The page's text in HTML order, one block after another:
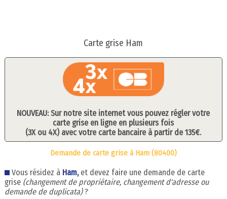
Carte grise Ham
NOUVEAU: Sur notre site internet vous pouvez régler votre
carte grise en ligne en plusieurs fois
(3X ou 4X) avec votre carte bancaire à partir de 135€.
Demande de carte grise à Ham (80400)
Vous résidez à Ham, et devez faire une demande de carte
grise (changement de propriétaire, changement d'adresse ou
demande de duplicata)?